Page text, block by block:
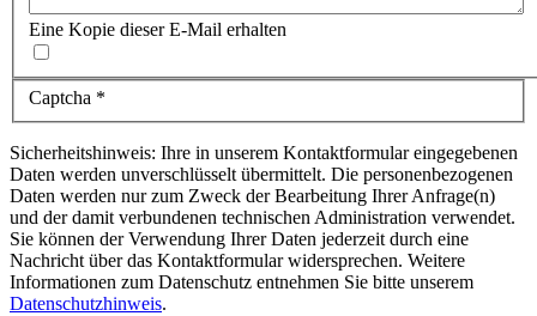
Eine Kopie dieser E-Mail erhalten
Captcha *
Sicherheitshinweis: Ihre in unserem Kontaktformular eingegebenen
Daten werden unverschlüsselt übermittelt. Die personenbezogenen
Daten werden nur zum Zweck der Bearbeitung Ihrer Anfrage(n)
und der damit verbundenen technischen Administration verwendet.
Sie können der Verwendung Ihrer Daten jederzeit durch eine
Nachricht über das Kontaktformular widersprechen. Weitere
Informationen zum Datenschutz entnehmen Sie bitte unserem
Datenschutzhinweis.